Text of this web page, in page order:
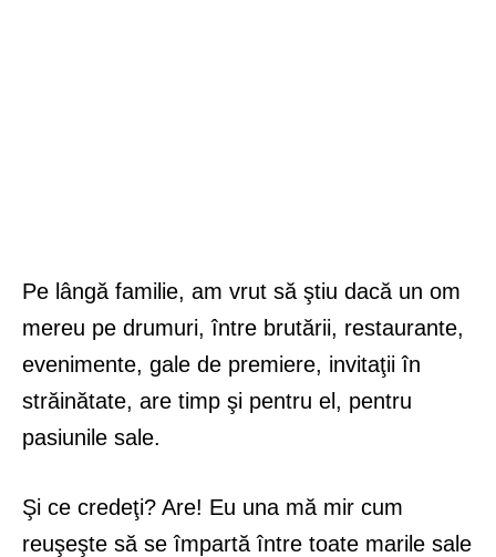
Pe lângă familie, am vrut să ştiu dacă un om
mereu pe drumuri, între brutării, restaurante,
evenimente, gale de premiere, invitaţii în
străinătate, are timp şi pentru el, pentru
pasiunile sale.
Şi ce credeţi? Are! Eu una mă mir cum
reuşeşte să se împartă între toate marile sale